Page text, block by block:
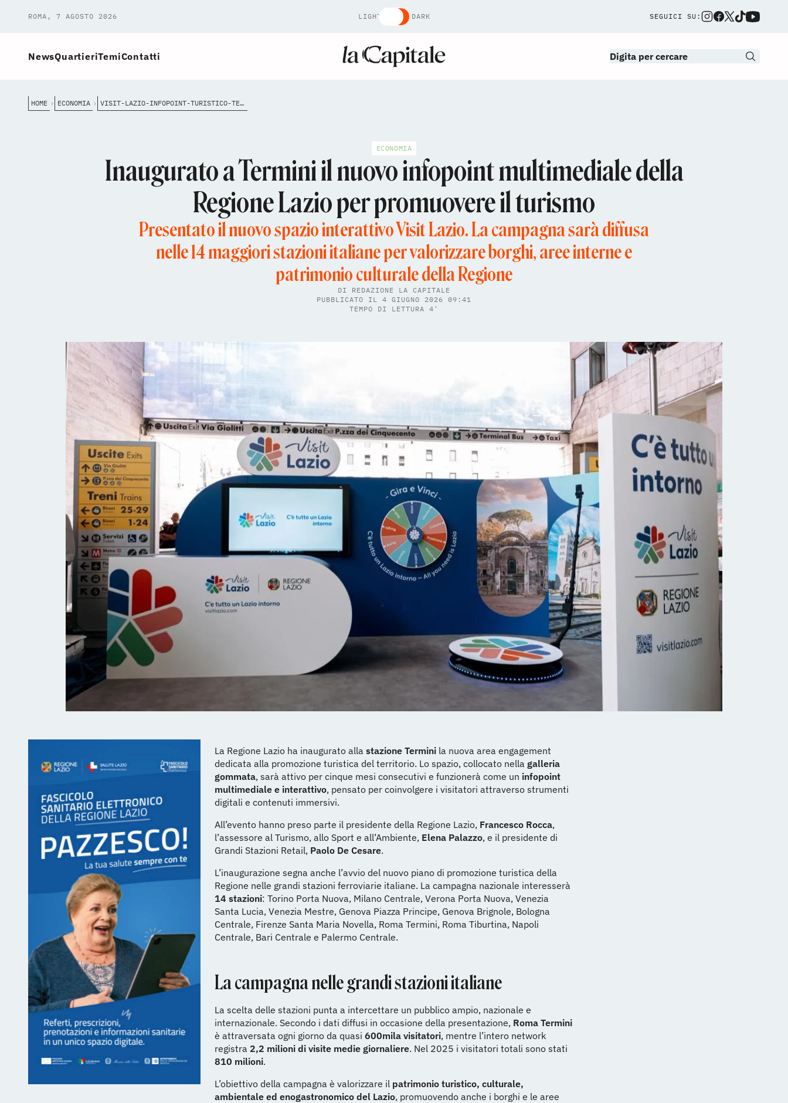
ROMA, 7 AGOSTO 2026 LIGHT DARK SEGUICI SU:
NewsQuartieriTemiContatti
HOME ECONOMIA VISIT-LAZIO-INFOPOINT-TURISTICO-TERMINI-REGIONE
ECONOMIA
Inaugurato a Termini il nuovo infopoint multimediale della
Regione Lazio per promuovere il turismo
Presentato il nuovo spazio interattivo Visit Lazio. La campagna sarà diffusa
nelle 14 maggiori stazioni italiane per valorizzare borghi, aree interne e
patrimonio culturale della Regione
DI REDAZIONE LA CAPITALE
PUBBLICATO IL 4 GIUGNO 2026 09:41
TEMPO DI LETTURA 4'
La Regione Lazio ha inaugurato alla stazione Termini la nuova area engagement
dedicata alla promozione turistica del territorio. Lo spazio, collocato nella galleria
gommata, sarà attivo per cinque mesi consecutivi e funzionerà come un infopoint
multimediale e interattivo, pensato per coinvolgere i visitatori attraverso strumenti
digitali e contenuti immersivi.
All’evento hanno preso parte il presidente della Regione Lazio, Francesco Rocca,
l’assessore al Turismo, allo Sport e all’Ambiente, Elena Palazzo, e il presidente di
Grandi Stazioni Retail, Paolo De Cesare.
L’inaugurazione segna anche l’avvio del nuovo piano di promozione turistica della
Regione nelle grandi stazioni ferroviarie italiane. La campagna nazionale interesserà
14 stazioni: Torino Porta Nuova, Milano Centrale, Verona Porta Nuova, Venezia
Santa Lucia, Venezia Mestre, Genova Piazza Principe, Genova Brignole, Bologna
Centrale, Firenze Santa Maria Novella, Roma Termini, Roma Tiburtina, Napoli
Centrale, Bari Centrale e Palermo Centrale.
La campagna nelle grandi stazioni italiane
La scelta delle stazioni punta a intercettare un pubblico ampio, nazionale e
internazionale. Secondo i dati diffusi in occasione della presentazione, Roma Termini
è attraversata ogni giorno da quasi 600mila visitatori, mentre l’intero network
registra 2,2 milioni di visite medie giornaliere. Nel 2025 i visitatori totali sono stati
810 milioni.
L’obiettivo della campagna è valorizzare il patrimonio turistico, culturale,
ambientale ed enogastronomico del Lazio, promuovendo anche i borghi e le aree